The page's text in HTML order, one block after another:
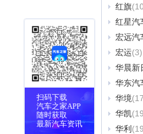
红旗
红星汽
宏远汽
宏运(3)
华晨新
华东汽
华境
华凯
华利
扫码下载
汽车之家APP
随时获取
最新汽车资讯